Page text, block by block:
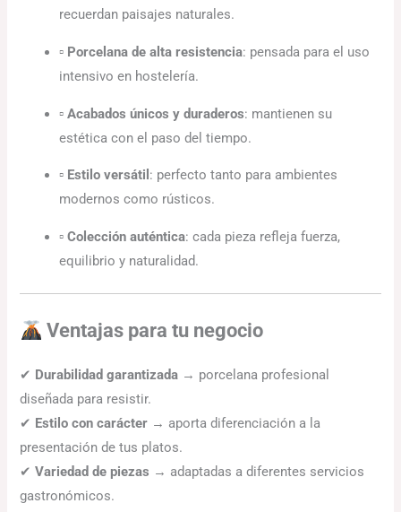
recuerdan paisajes naturales.
▫ Porcelana de alta resistencia: pensada para el uso
intensivo en hostelería.
▫Acabados únicos y duraderos: mantienen su
estética con el paso del tiempo.
▫ Estilo versátil : perfecto tanto para ambientes
modernos como rústicos.
▫Colección auténtica: cada pieza refleja fuerza,
equilibrio y naturalidad.
Ventajas para tu negocio
✔ Durabilidad garantizada → porcelana profesional
diseñada para resistir.
✔ Estilo con carácter → aporta diferenciación a la
presentación de tus platos.
✔Variedad de piezas → adaptadas a diferentes servicios
gastronómicos.